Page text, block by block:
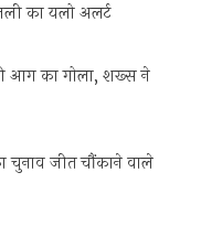
का यलो अलर्ट
आग का गोला, शख्स ने
चुनाव जीत चौंकाने वाले